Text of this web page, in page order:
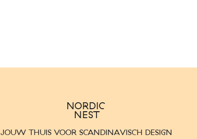
JOUW THUIS VOOR SCANDINAVISCH DESIGN